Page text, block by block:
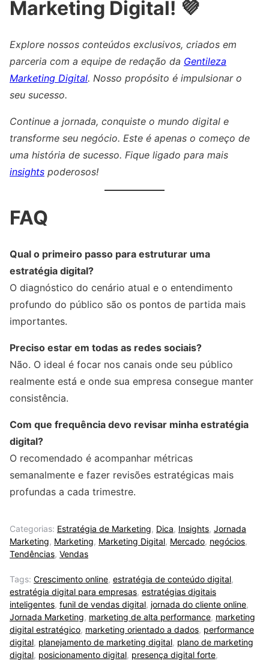
Marketing Digital! 💜
Explore nossos conteúdos exclusivos, criados em
parceria com a equipe de redação da Gentileza
Marketing Digital. Nosso propósito é impulsionar o
seu sucesso.
Continue a jornada, conquiste o mundo digital e
transforme seu negócio. Este é apenas o começo de
uma história de sucesso. Fique ligado para mais
insights poderosos!
FAQ
Qual o primeiro passo para estruturar uma
estratégia digital?
O diagnóstico do cenário atual e o entendimento
profundo do público são os pontos de partida mais
importantes.
Preciso estar em todas as redes sociais?
Não. O ideal é focar nos canais onde seu público
realmente está e onde sua empresa consegue manter
consistência.
Com que frequência devo revisar minha estratégia
digital?
O recomendado é acompanhar métricas
semanalmente e fazer revisões estratégicas mais
profundas a cada trimestre.
Categorias: Estratégia de Marketing, Dica, Insights, Jornada
Marketing, Marketing, Marketing Digital, Mercado, negócios,
Tendências, Vendas
Tags: Crescimento online, estratégia de conteúdo digital,
estratégia digital para empresas, estratégias digitais
inteligentes, funil de vendas digital, jornada do cliente online,
Jornada Marketing, marketing de alta performance, marketing
digital estratégico, marketing orientado a dados, performance
digital, planejamento de marketing digital, plano de marketing
digital, posicionamento digital, presença digital forte,